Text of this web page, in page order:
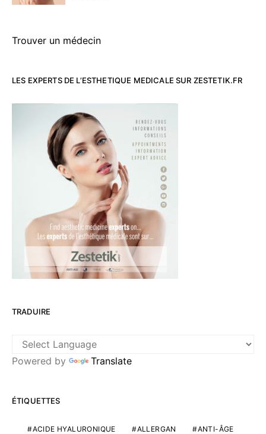
Trouver un médecin
LES EXPERTS DE L’ESTHETIQUE MEDICALE SUR ZESTETIK.FR
TRADUIRE
Powered by Translate
ÉTIQUETTES
ACIDE HYALURONIQUE ALLERGAN
ANTI-ÂGE